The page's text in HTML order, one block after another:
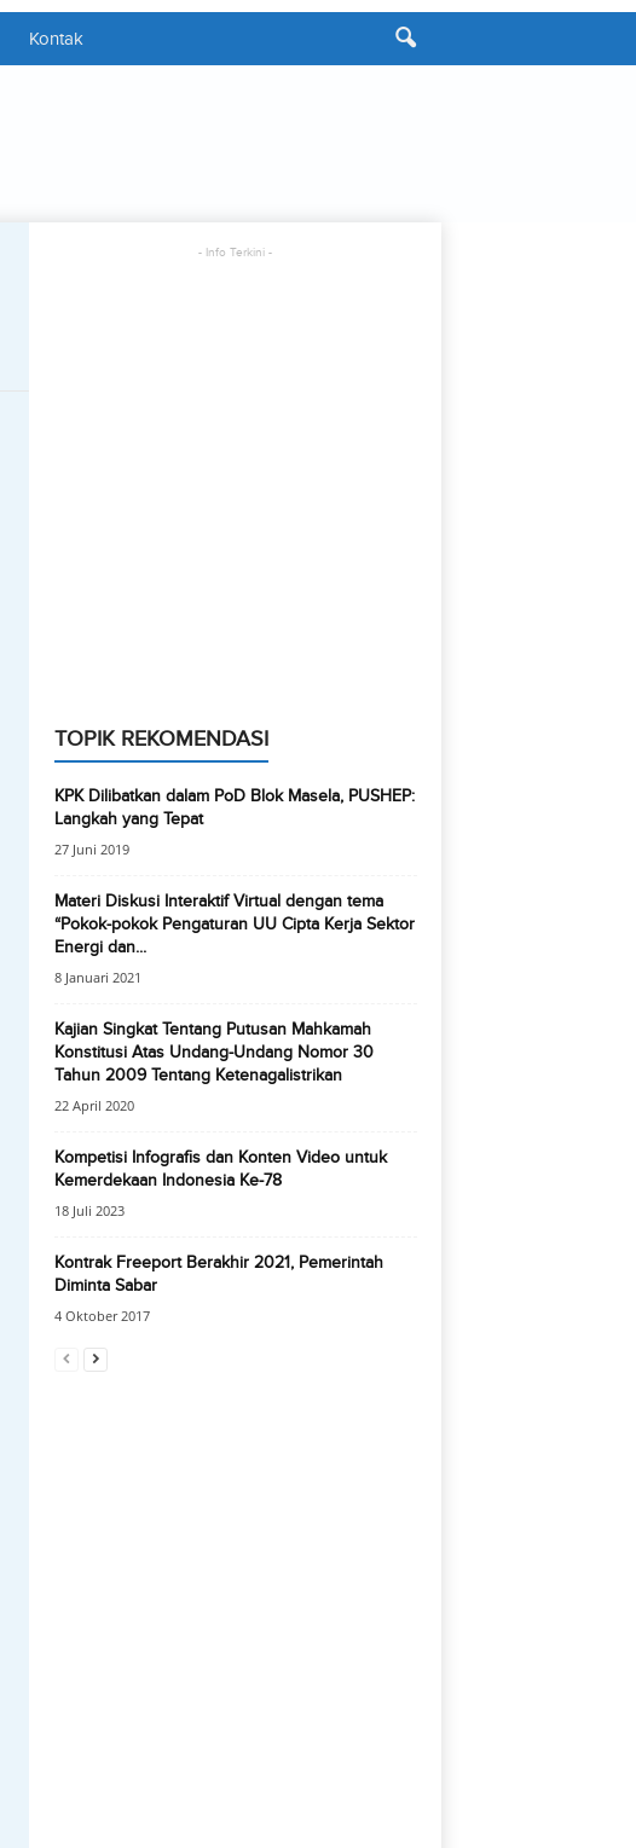
Kontak
- Info Terkini -
TOPIK REKOMENDASI
KPK Dilibatkan dalam PoD Blok Masela, PUSHEP:
Langkah yang Tepat
27 Juni 2019
Materi Diskusi Interaktif Virtual dengan tema
“Pokok-pokok Pengaturan UU Cipta Kerja Sektor
Energi dan...
8 Januari 2021
Kajian Singkat Tentang Putusan Mahkamah
Konstitusi Atas Undang-Undang Nomor 30
Tahun 2009 Tentang Ketenagalistrikan
22 April 2020
Kompetisi Infografis dan Konten Video untuk
Kemerdekaan Indonesia Ke-78
18 Juli 2023
Kontrak Freeport Berakhir 2021, Pemerintah
Diminta Sabar
4 Oktober 2017